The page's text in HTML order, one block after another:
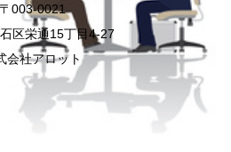
〒003-0021
区栄通15丁目4-27
会社アロット